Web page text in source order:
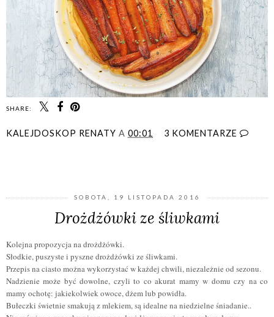
SHARE:
KALEJDOSKOP RENATY A 00:01 3 KOMENTARZE
SOBOTA, 19 LISTOPADA 2016
Drożdżówki ze śliwkami
Kolejna propozycja na drożdżówki.
Słodkie, puszyste i pyszne drożdżówki ze śliwkami.
Przepis na ciasto można wykorzystać w każdej chwili, niezależnie od sezonu.
Nadzienie może być dowolne, czyli to co akurat mamy w domu czy na co
mamy ochotę: jakiekolwiek owoce, dżem lub powidła.
Bułeczki świetnie smakują z mlekiem, są idealne na niedzielne śniadanie..